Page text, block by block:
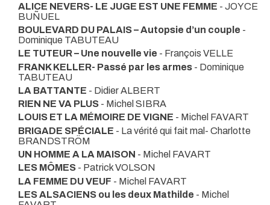
ALICE NEVERS- LE JUGE EST UNE FEMME - JOYCE
BUÑUEL
BOULEVARD DU PALAIS – Autopsie d’un couple -
Dominique TABUTEAU
LE TUTEUR – Une nouvelle vie - François VELLE
FRANK KELLER- Passé par les armes - Dominique
TABUTEAU
LA BATTANTE - Didier ALBERT
RIEN NE VA PLUS - Michel SIBRA
LOUIS ET LA MÉMOIRE DE VIGNE - Michel FAVART
BRIGADE SPÉCIALE - La vérité qui fait mal- Charlotte
BRANDSTRÖM
UN HOMME A LA MAISON - Michel FAVART
LES MÔMES - Patrick VOLSON
LA FEMME DU VEUF - Michel FAVART
LES ALSACIENS ou les deux Mathilde - Michel